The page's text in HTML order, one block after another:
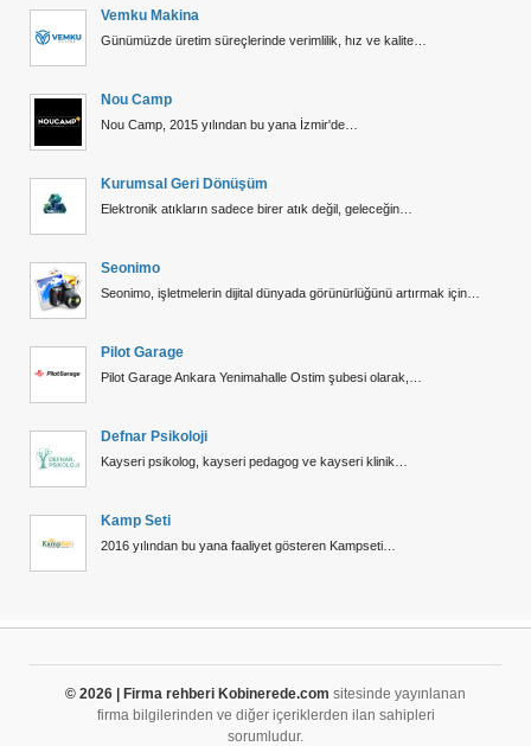
Vemku Makina
Günümüzde üretim süreçlerinde verimlilik, hız ve kalite…
Nou Camp
Nou Camp, 2015 yılından bu yana İzmir'de…
Kurumsal Geri Dönüşüm
Elektronik atıkların sadece birer atık değil, geleceğin…
Seonimo
Seonimo, işletmelerin dijital dünyada görünürlüğünü artırmak için…
Pilot Garage
Pilot Garage Ankara Yenimahalle Ostim şubesi olarak,…
Defnar Psikoloji
Kayseri psikolog, kayseri pedagog ve kayseri klinik…
Kamp Seti
2016 yılından bu yana faaliyet gösteren Kampseti…
© 2026 | Firma rehberi Kobinerede.com sitesinde yayınlanan
firma bilgilerinden ve diğer içeriklerden ilan sahipleri
sorumludur.